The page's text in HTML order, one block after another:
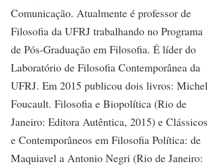
Comunicação. Atualmente é professor de
Filosofia da UFRJ trabalhando no Programa
de Pós-Graduação em Filosofia. É líder do
Laboratório de Filosofia Contemporânea da
UFRJ. Em 2015 publicou dois livros: Michel
Foucault. Filosofia e Biopolítica (Rio de
Janeiro: Editora Autêntica, 2015) e Clássicos
e Contemporâneos em Filosofia Política: de
Maquiavel a Antonio Negri (Rio de Janeiro: